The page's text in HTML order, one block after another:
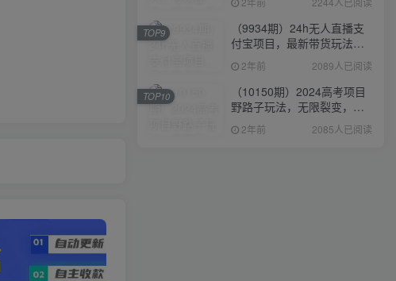
（9934期）24h无人直播支
付宝项目，最新带货玩法，
纯躺赚实测日入500+
2年前 2089人已阅读
TOP9
（10150期）2024高考项目
野路子玩法，无限裂变，最
高一天1W＋！
2年前 2085人已阅读
TOP10